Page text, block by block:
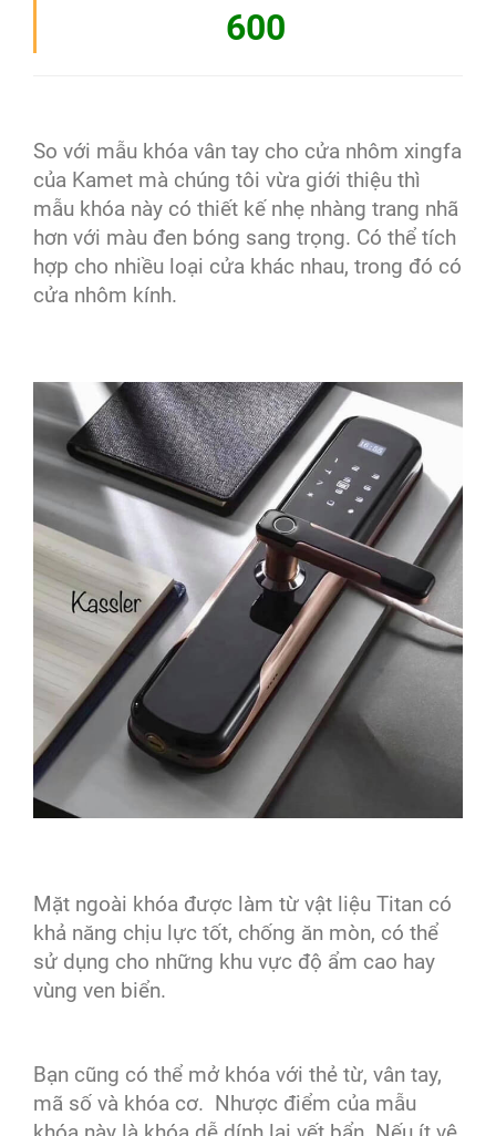
600
So với mẫu khóa vân tay cho cửa nhôm xingfa
của Kamet mà chúng tôi vừa giới thiệu thì
mẫu khóa này có thiết kế nhẹ nhàng trang nhã
hơn với màu đen bóng sang trọng. Có thể tích
hợp cho nhiều loại cửa khác nhau, trong đó có
cửa nhôm kính.
Mặt ngoài khóa được làm từ vật liệu Titan có
khả năng chịu lực tốt, chống ăn mòn, có thể
sử dụng cho những khu vực độ ẩm cao hay
vùng ven biển.
Bạn cũng có thể mở khóa với thẻ từ, vân tay,
mã số và khóa cơ. Nhược điểm của mẫu